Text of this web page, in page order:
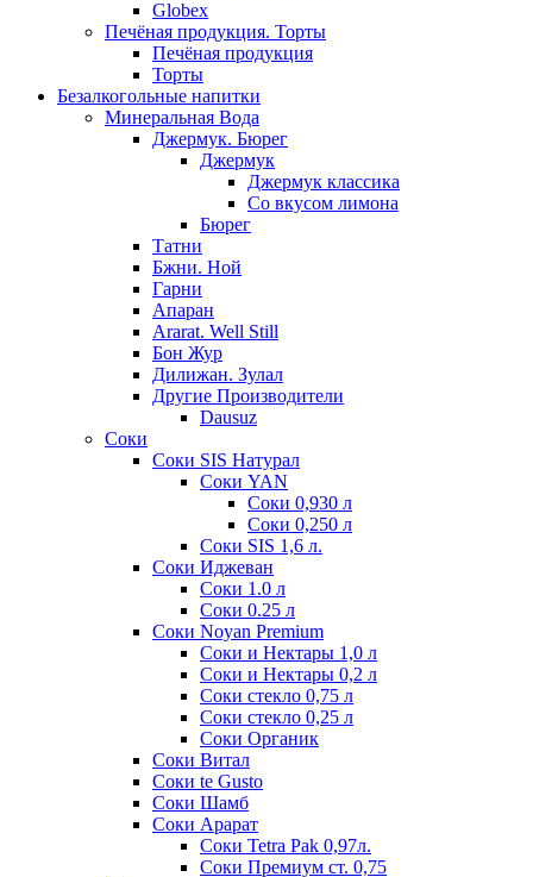
Globex
Печёная продукция. Торты
Печёная продукция
Торты
Безалкогольные напитки
Минеральная Вода
Джермук. Бюрег
Джермук
Джермук классика
Со вкусом лимона
Бюрег
Татни
Бжни. Ной
Гарни
Апаран
Ararat. Well Still
Бон Жур
Дилижан. Зулал
Другие Производители
Dausuz
Соки
Соки SIS Натурал
Соки YAN
Соки 0,930 л
Соки 0,250 л
Соки SIS 1,6 л.
Соки Иджеван
Соки 1.0 л
Соки 0.25 л
Соки Noyan Premium
Соки и Нектары 1,0 л
Соки и Нектары 0,2 л
Соки стекло 0,75 л
Соки стекло 0,25 л
Соки Органик
Соки Витал
Соки te Gusto
Соки Шамб
Соки Арарат
Соки Tetra Pak 0,97л.
Соки Премиум ст. 0,75